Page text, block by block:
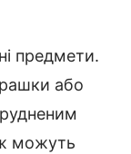
предмети.
або
можуть